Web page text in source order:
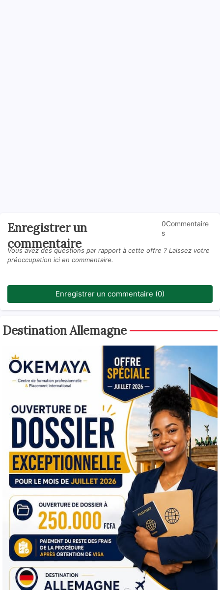
Enregistrer un
commentaire
0Commentaire
s
Vous avez des questions par rapport à cette offre ? Laissez votre
préoccupation ici en commentaire.
Enregistrer un commentaire (0)
Destination Allemagne